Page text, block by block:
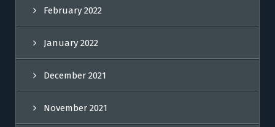
February 2022
January 2022
December 2021
November 2021